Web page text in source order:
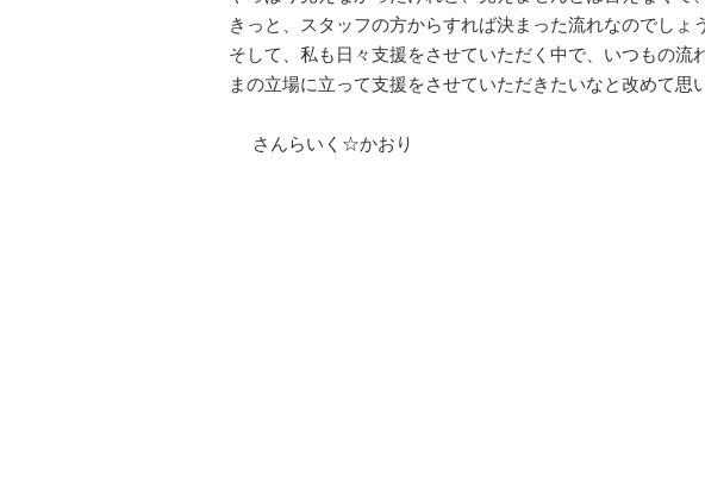
きっと、スタッフの方からすれば決まった流れなのでしょ
そして、私も日々支援をさせていただく中で、いつもの流
まの立場に立って支援をさせていただきたいなと改めて思
さんらいく☆かおり